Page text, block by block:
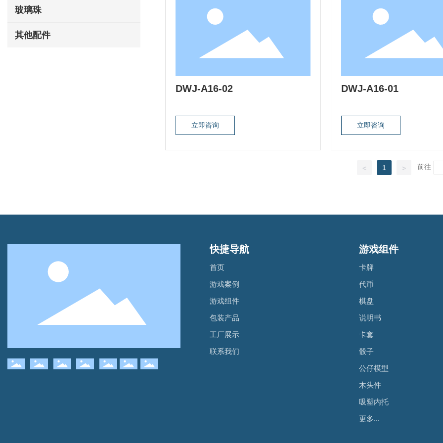
玻璃珠
其他配件
DWJ-A16-02
立即咨询
DWJ-A16-01
立即咨询
< 1 > 前往
快捷导航
首页
游戏案例
游戏组件
包装产品
工厂展示
联系我们
游戏组件
卡牌
代币
棋盘
说明书
卡套
骰子
公仔模型
木头件
吸塑内托
更多...